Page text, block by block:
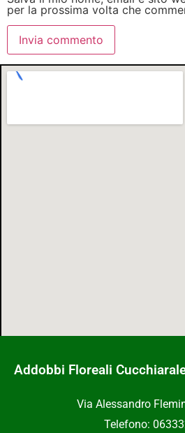
per la prossima volta che
Addobbi Floreali
Via Alessandro
Telefono: